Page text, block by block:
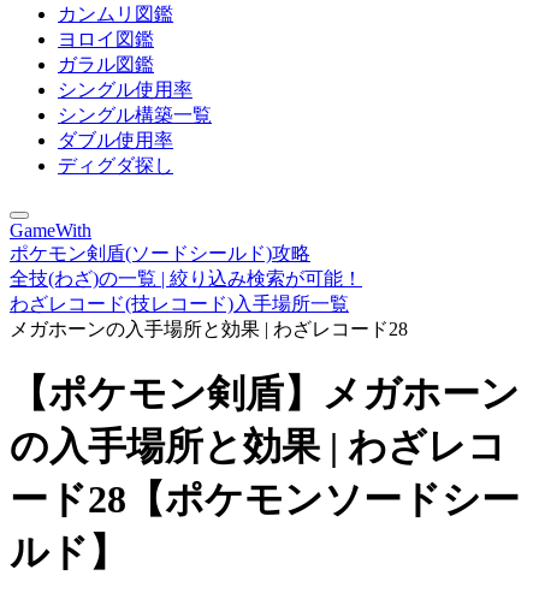
カンムリ図鑑
ヨロイ図鑑
ガラル図鑑
シングル使用率
シングル構築一覧
ダブル使用率
ディグダ探し
GameWith
ポケモン剣盾(ソードシールド)攻略
全技(わざ)の一覧 | 絞り込み検索が可能！
わざレコード(技レコード)入手場所一覧
メガホーンの入手場所と効果 | わざレコード28
【ポケモン剣盾】メガホーン
の入手場所と効果 | わざレコ
ード28【ポケモンソードシー
ルド】